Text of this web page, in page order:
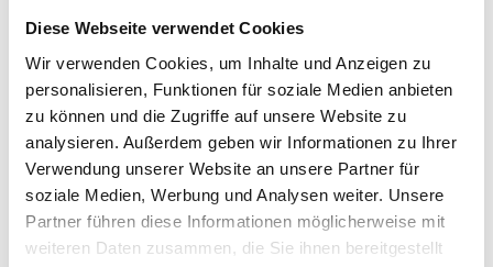
Diese Webseite verwendet Cookies
Wir verwenden Cookies, um Inhalte und Anzeigen zu
personalisieren, Funktionen für soziale Medien anbieten
zu können und die Zugriffe auf unsere Website zu
analysieren. Außerdem geben wir Informationen zu Ihrer
Verwendung unserer Website an unsere Partner für
soziale Medien, Werbung und Analysen weiter. Unsere
Partner führen diese Informationen möglicherweise mit
weiteren Daten zusammen, die Sie ihnen bereitgestellt
Geschäftsstelle
Waldlehne 111 in Essen
Di 10 - 14 Uhr
Do 13 - 17 Uhr
und nach vorheriger Absprache
Besucher bitte Klingel an der Haustür benutzenoder
am Fenster melden!
Büro Mülheim